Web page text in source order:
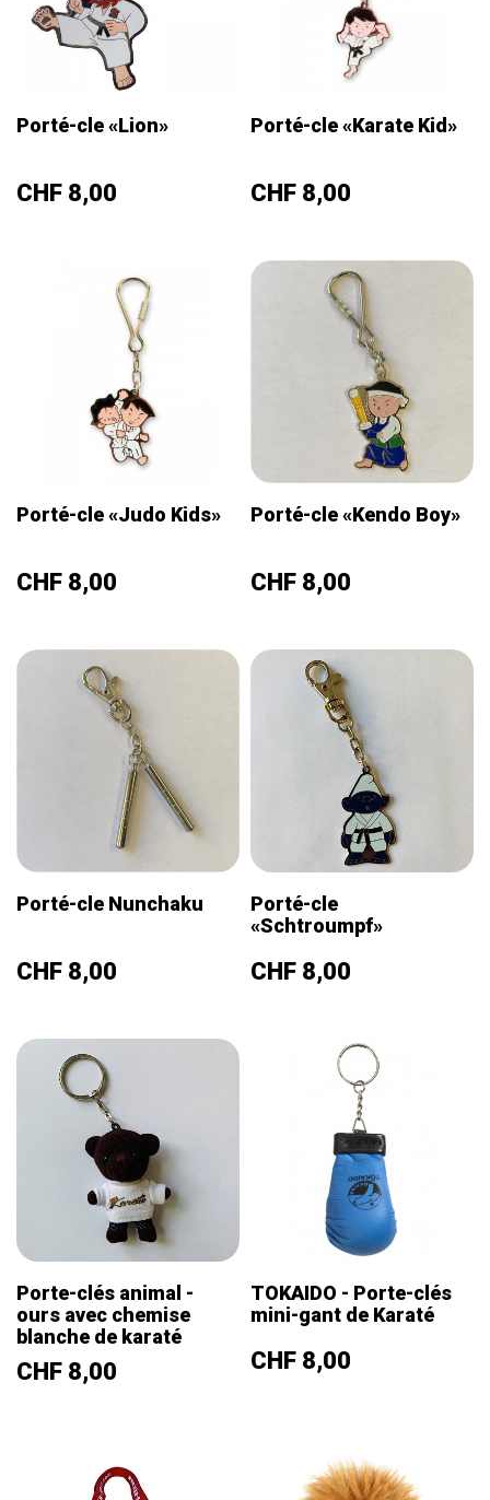
Porté-cle «Lion»
Prix
CHF 8,00
Porté-cle «Karate Kid»
Prix
CHF 8,00
Porté-cle «Judo Kids»
Prix
CHF 8,00
Porté-cle «Kendo Boy»
Prix
CHF 8,00
Porté-cle Nunchaku
Prix
CHF 8,00
Porté-cle
«Schtroumpf»
Prix
CHF 8,00
Porte-clés animal -
ours avec chemise
blanche de karaté
Prix
CHF 8,00
TOKAIDO - Porte-clés
mini-gant de Karaté
Prix
CHF 8,00